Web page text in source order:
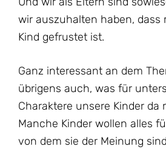
wir auszuhalten haben, dass
Kind gefrustet ist.
Ganz interessant an dem
übrigens auch, was für
Charaktere unsere Kinder da
Manche Kinder wollen alles
von dem sie der Meinung